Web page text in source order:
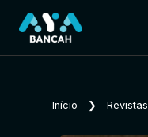
Início ❯ Revistas